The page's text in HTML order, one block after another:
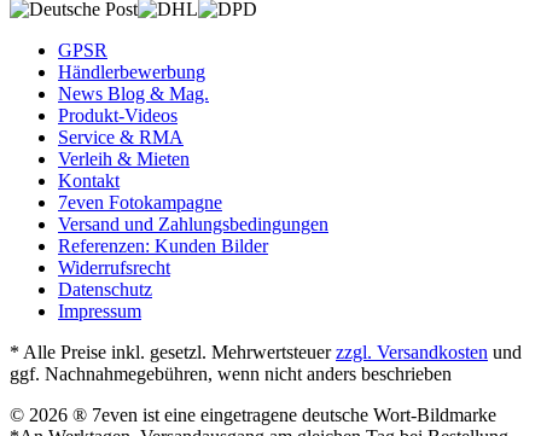
GPSR
Händlerbewerbung
News Blog & Mag.
Produkt-Videos
Service & RMA
Verleih & Mieten
Kontakt
7even Fotokampagne
Versand und Zahlungsbedingungen
Referenzen: Kunden Bilder
Widerrufsrecht
Datenschutz
Impressum
* Alle Preise inkl. gesetzl. Mehrwertsteuerzzgl. Versandkosten und
ggf. Nachnahmegebühren, wenn nicht anders beschrieben
© 2026 ® 7even ist eine eingetragene deutsche Wort-Bildmarke